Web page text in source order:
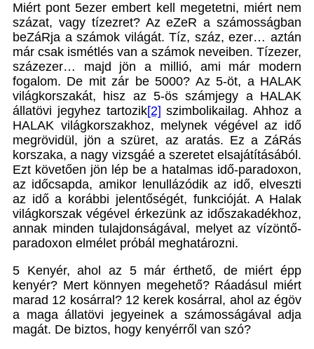
Miért pont 5ezer embert kell megetetni, miért nem
százat, vagy tízezret? Az eZeR a számosságban
beZáRja a számok világát. Tíz, száz, ezer… aztán
már csak ismétlés van a számok neveiben. Tízezer,
százezer… majd jön a millió, ami már modern
fogalom. De mit zár be 5000? Az 5-öt, a HALAK
világkorszakát, hisz az 5-ös számjegy a HALAK
állatövi jegyhez tartozik[2] szimbolikailag. Ahhoz a
HALAK világkorszakhoz, melynek végével az idő
megrövidül, jön a szüret, az aratás. Ez a ZáRás
korszaka, a nagy vizsgáé a szeretet elsajátításából.
Ezt követően jön lép be a hatalmas idő-paradoxon,
az időcsapda, amikor lenullázódik az idő, elveszti
az idő a korábbi jelentőségét, funkcióját. A Halak
világkorszak végével érkezünk az időszakadékhoz,
annak minden tulajdonságával, melyet az vízöntő-
paradoxon elmélet próbál meghatározni.
5 Kenyér, ahol az 5 már érthető, de miért épp
kenyér? Mert könnyen megehető? Ráadásul miért
marad 12 kosárral? 12 kerek kosárral, ahol az égöv
a maga állatövi jegyeinek a számosságával adja
magát. De biztos, hogy kenyérről van szó?